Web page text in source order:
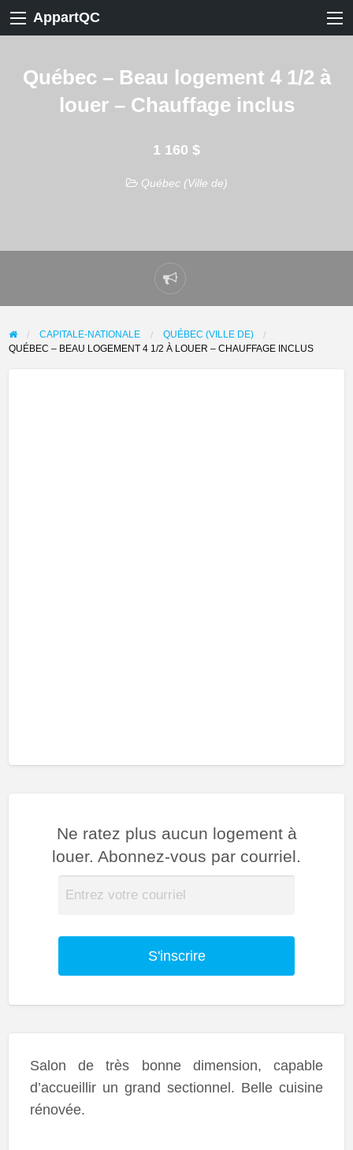
AppartQC
Québec – Beau logement 4 1/2 à
louer – Chauffage inclus
1 160 $
Québec (Ville de)
Signaler
un
problème
CAPITALE-NATIONALE
QUÉBEC (VILLE DE)
QUÉBEC – BEAU LOGEMENT 4 1/2 À LOUER – CHAUFFAGE INCLUS
Ne ratez plus aucun logement à
louer. Abonnez-vous par courriel.
S'inscrire
Salon de très bonne dimension, capable
d’accueillir un grand sectionnel. Belle cuisine
rénovée.